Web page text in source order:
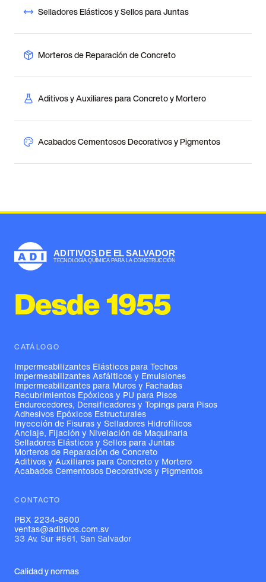
Selladores Elásticos y Sellos para Juntas
Morteros de Reparación de Concreto
Aditivos y Auxiliares para Concreto y Mortero
Acabados Cementosos Decorativos y Pigmentos
Desde 1955
CATÁLOGO
Impermeabilizantes Elásticos para Techos
Impermeabilizantes Asfálticos y Emulsiones
Impermeabilizantes para Muros y Fachadas
Recubrimientos Epóxicos y PU para Pisos
Endurecedores, Densificadores y Topings para Pisos
Adhesivos Epóxicos Estructurales
Inyección de Fisuras y Selladores Hidrofílicos
Anclaje, Fijación y Nivelación de Maquinaria
Selladores Elásticos y Sellos para Juntas
Morteros de Reparación de Concreto
Aditivos y Auxiliares para Concreto y Mortero
Acabados Cementosos Decorativos y Pigmentos
CONTACTO
PBX 2234-8600
ventas@aditivos.com.sv
33 Av. Sur #661, San Salvador
Calidad y normas